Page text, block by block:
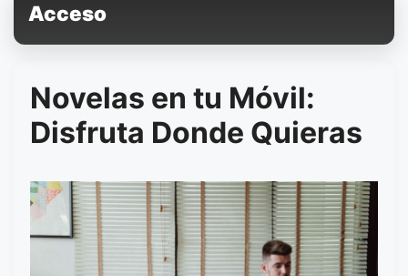
Acceso
Novelas en tu Móvil:
Disfruta Donde Quieras